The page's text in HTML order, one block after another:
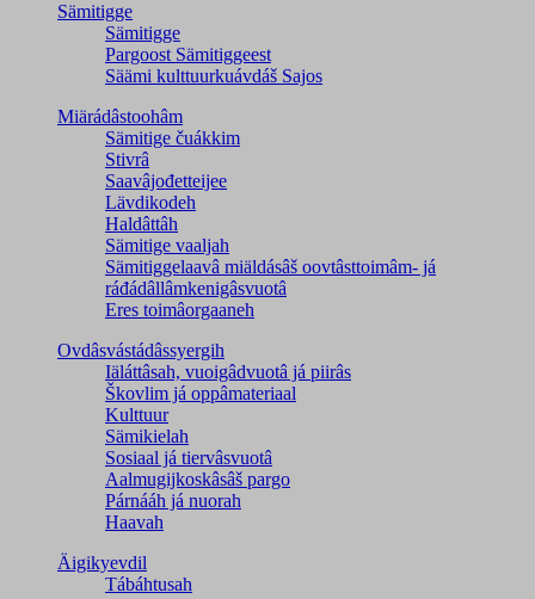
Sämitigge
Sämitigge
Pargoost Sämitiggeest
Säämi kulttuurkuávdáš Sajos
Miärádâstoohâm
Sämitige čuákkim
Stivrâ
Saavâjođetteijee
Lävdikodeh
Haldâttâh
Sämitige vaaljah
Sämitiggelaavâ miäldásâš oovtâsttoimâm- já
ráđádâllâmkenigâsvuotâ
Eres toimâorgaaneh
Ovdâsvástádâssyergih
Iäláttâsah, vuoigâdvuotâ já piirâs
Škovlim já oppâmateriaal
Kulttuur
Sämikielah
Sosiaal já tiervâsvuotâ
Aalmugijkoskâsâš pargo
Párnááh já nuorah
Haavah
Äigikyevdil
Tábáhtusah